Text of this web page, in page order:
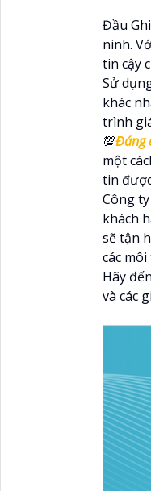
Đầu Ghi
ninh.
tin cậy
Sử
khác
trình
💯Đáng
một
tin
Công
khách
sẽ tận
các
Hãy
và các